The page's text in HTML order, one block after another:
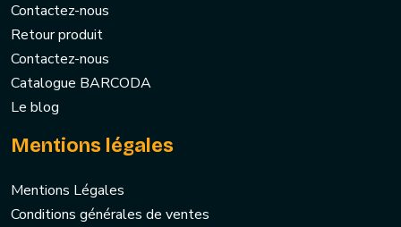
Contactez-nous
Retour produit
Contactez-nous
Catalogue BARCODA
Le blog
Mentions légales
Mentions Légales
Conditions générales de ventes